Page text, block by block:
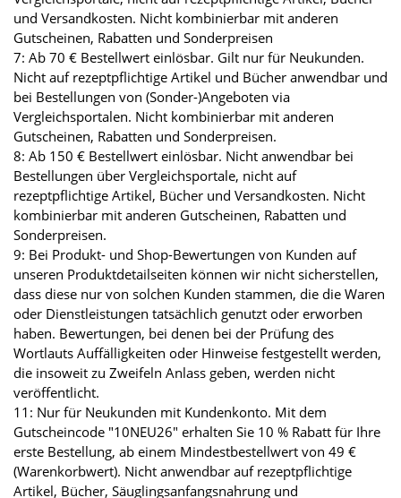
und Versandkosten. Nicht kombinierbar mit anderen
Gutscheinen, Rabatten und Sonderpreisen
7: Ab 70 € Bestellwert einlösbar. Gilt nur für Neukunden.
Nicht auf rezeptpflichtige Artikel und Bücher anwendbar und
bei Bestellungen von (Sonder-)Angeboten via
Vergleichsportalen. Nicht kombinierbar mit anderen
Gutscheinen, Rabatten und Sonderpreisen.
8: Ab 150 € Bestellwert einlösbar. Nicht anwendbar bei
Bestellungen über Vergleichsportale, nicht auf
rezeptpflichtige Artikel, Bücher und Versandkosten. Nicht
kombinierbar mit anderen Gutscheinen, Rabatten und
Sonderpreisen.
9: Bei Produkt- und Shop-Bewertungen von Kunden auf
unseren Produktdetailseiten können wir nicht sicherstellen,
dass diese nur von solchen Kunden stammen, die die Waren
oder Dienstleistungen tatsächlich genutzt oder erworben
haben. Bewertungen, bei denen bei der Prüfung des
Wortlauts Auffälligkeiten oder Hinweise festgestellt werden,
die insoweit zu Zweifeln Anlass geben, werden nicht
veröffentlicht.
11: Nur für Neukunden mit Kundenkonto. Mit dem
Gutscheincode "10NEU26" erhalten Sie 10 % Rabatt für Ihre
erste Bestellung, ab einem Mindestbestellwert von 49 €
(Warenkorbwert). Nicht anwendbar auf rezeptpflichtige
Artikel, Bücher, Säuglingsanfangsnahrung und